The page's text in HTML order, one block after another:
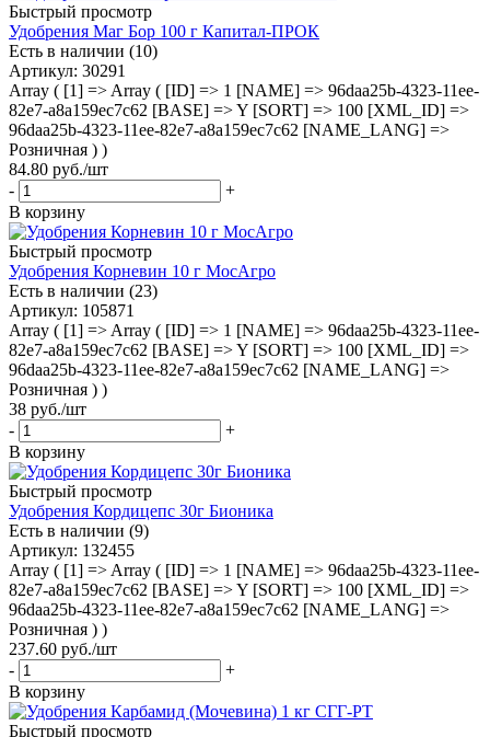
Быстрый просмотр
Удобрения Маг Бор 100 г Капитал-ПРОК
Есть в наличии (10)
Артикул: 30291
Array ( [1] => Array ( [ID] => 1 [NAME] => 96daa25b-4323-11ee-
82e7-a8a159ec7c62 [BASE] => Y [SORT] => 100 [XML_ID] =>
96daa25b-4323-11ee-82e7-a8a159ec7c62 [NAME_LANG] =>
Розничная ) )
84.80 руб./шт
-
+
В корзину
Быстрый просмотр
Удобрения Корневин 10 г МосАгро
Есть в наличии (23)
Артикул: 105871
Array ( [1] => Array ( [ID] => 1 [NAME] => 96daa25b-4323-11ee-
82e7-a8a159ec7c62 [BASE] => Y [SORT] => 100 [XML_ID] =>
96daa25b-4323-11ee-82e7-a8a159ec7c62 [NAME_LANG] =>
Розничная ) )
38 руб./шт
-
+
В корзину
Быстрый просмотр
Удобрения Кордицепс 30г Бионика
Есть в наличии (9)
Артикул: 132455
Array ( [1] => Array ( [ID] => 1 [NAME] => 96daa25b-4323-11ee-
82e7-a8a159ec7c62 [BASE] => Y [SORT] => 100 [XML_ID] =>
96daa25b-4323-11ee-82e7-a8a159ec7c62 [NAME_LANG] =>
Розничная ) )
237.60 руб./шт
-
+
В корзину
Быстрый просмотр